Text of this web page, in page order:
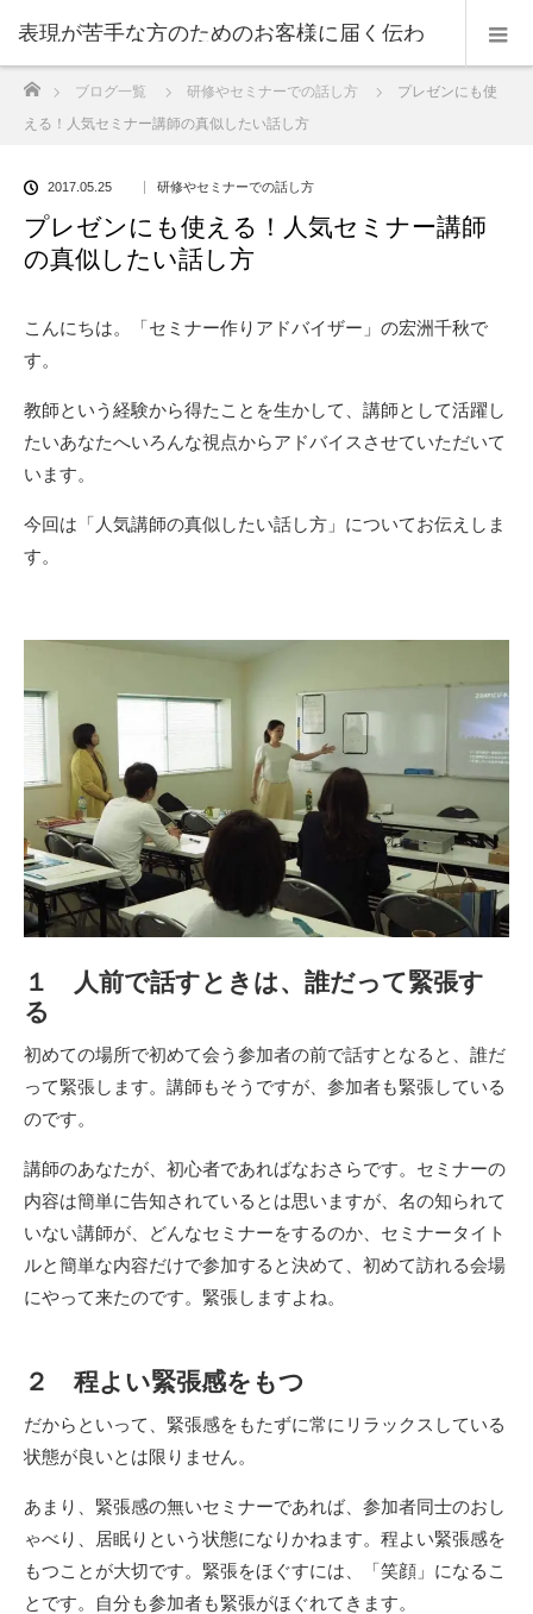
表現が苦手な方のためのお客様に届く伝わ
る表現のコツ
ブログ一覧 研修やセミナーでの話し方
プレゼンにも使
える！人気セミナー講師の真似したい話し方
2017.05.25 研修やセミナーでの話し方
プレゼンにも使える！人気セミナー講師
の真似したい話し方
こんにちは。「セミナー作りアドバイザー」の宏洲千秋で
す。
教師という経験から得たことを生かして、講師として活躍し
たいあなたへいろんな視点からアドバイスさせていただいて
います。
今回は「人気講師の真似したい話し方」についてお伝えしま
す。
１ 人前で話すときは、誰だって緊張す
る
初めての場所で初めて会う参加者の前で話すとなると、誰だ
って緊張します。講師もそうですが、参加者も緊張している
のです。
講師のあなたが、初心者であればなおさらです。セミナーの
内容は簡単に告知されているとは思いますが、名の知られて
いない講師が、どんなセミナーをするのか、セミナータイト
ルと簡単な内容だけで参加すると決めて、初めて訪れる会場
にやって来たのです。緊張しますよね。
２ 程よい緊張感をもつ
だからといって、緊張感をもたずに常にリラックスしている
状態が良いとは限りません。
あまり、緊張感の無いセミナーであれば、参加者同士のおし
ゃべり、居眠りという状態になりかねます。程よい緊張感を
もつことが大切です。緊張をほぐすには、「笑顔」になるこ
とです。自分も参加者も緊張がほぐれてきます。